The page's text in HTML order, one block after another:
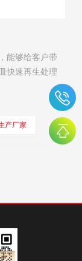
能够给客户带
快速再生处理
产厂家